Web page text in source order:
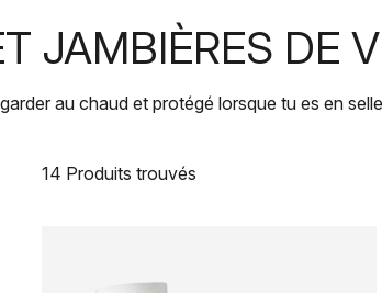
JAMBIÈRES DE
au chaud et protégé lorsque tu es en
14 Produits trouvés